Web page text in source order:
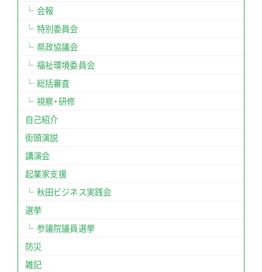
会報
特別委員会
県政協議会
福祉環境委員会
総括審査
視察・研修
自己紹介
街頭演説
講演会
起業家支援
秋田ビジネス実践会
選挙
参議院議員選挙
防災
雑記